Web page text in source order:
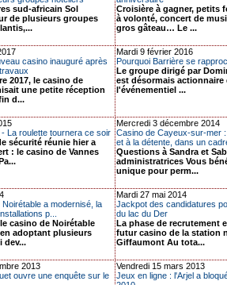
sud-africain Sol
de plusieurs groupes
Croisière à gagner, petits
à volonté, concert de
gros gâteau… Le ...
casino inauguré après
2017, le casino de
une petite réception
d...
Mardi 9 février 2016
Pourquoi Barrière se
Le groupe dirigé par
est désormais actionnaire
l'événementiel ...
La roulette tournera ce soir
sécurité réunie hier a
: le casino de Vannes
Mercredi 3 décembre 2014
Casino de Cayeux-sur-mer
et à la détente, dans un
Questions à Sandra et
administratrices Vous
unique pour perm...
Noirétable a modernisé, la
p...
casino de Noirétable
adoptant plusieurs
dev...
Mardi 27 mai 2014
Jackpot des candidatures
du lac du Der
La phase de recrutement
futur casino de la station
Giffaumont Au tota...
2013
ouvre une enquête sur le
Vendredi 15 mars 2013
Jeux en ligne : l'Arjel a